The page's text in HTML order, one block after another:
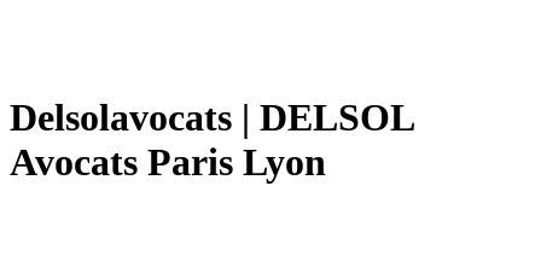
Delsolavocats | DELSOL
Avocats Paris Lyon